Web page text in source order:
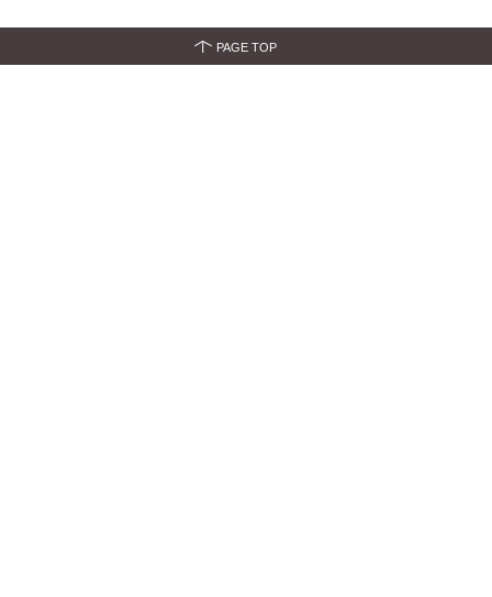
PAGE TOP